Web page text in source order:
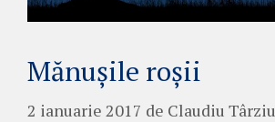
Mănuşile roşii
2 ianuarie 2017 de Claudiu Târziu